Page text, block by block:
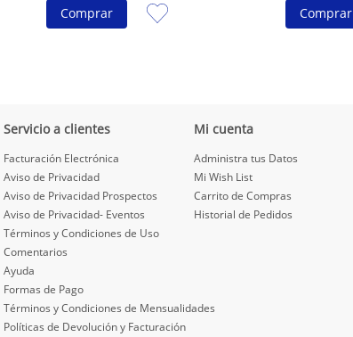
Comprar Comprar
Servicio a clientes
Facturación Electrónica
Aviso de Privacidad
Aviso de Privacidad Prospectos
Aviso de Privacidad- Eventos
Términos y Condiciones de Uso
Comentarios
Ayuda
Formas de Pago
Términos y Condiciones de Mensualidades
Políticas de Devolución y Facturación
Mi cuenta
Administra tus Datos
Mi Wish List
Carrito de Compras
Historial de Pedidos